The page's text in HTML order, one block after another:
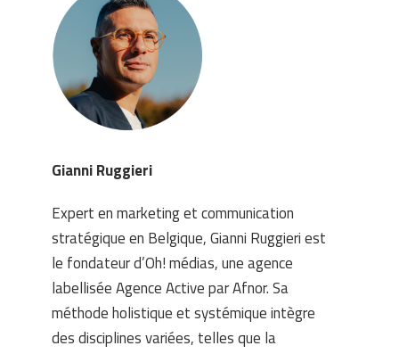
Gianni Ruggieri
Expert en marketing et communication
stratégique en Belgique, Gianni Ruggieri est
le fondateur d’Oh! médias, une agence
labellisée Agence Active par Afnor. Sa
méthode holistique et systémique intègre
des disciplines variées, telles que la